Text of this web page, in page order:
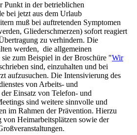
Punkt in der betrieblichen
bei jetzt aus dem Urlaub
muß bei auftretenden Symptomen
Gliederschmerzen) sofort reagiert
zu verhindern. Die
werden, die allgemeinen
zum Beispiel in der Broschüre "Wir
sind, einzuhalten und bei
aufzusuchen. Die Intensivierung des
von Arbeits- und
Einsatz von Telefon- und
sind weitere sinnvolle und
im Rahmen der Prävention. Hierzu
Heimarbeitsplätzen sowie der